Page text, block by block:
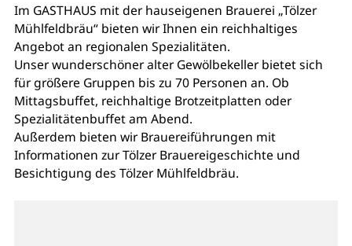
Im GASTHAUS mit der hauseigenen Brauerei „Tölzer
Mühlfeldbräu“ bieten wir Ihnen ein reichhaltiges
Angebot an regionalen Spezialitäten.
Unser wunderschöner alter Gewölbekeller bietet sich
für größere Gruppen bis zu 70 Personen an. Ob
Mittagsbuffet, reichhaltige Brotzeitplatten oder
Spezialitätenbuffet am Abend.
Außerdem bieten wir Brauereiführungen mit
Informationen zur Tölzer Brauereigeschichte und
Besichtigung des Tölzer Mühlfeldbräu.